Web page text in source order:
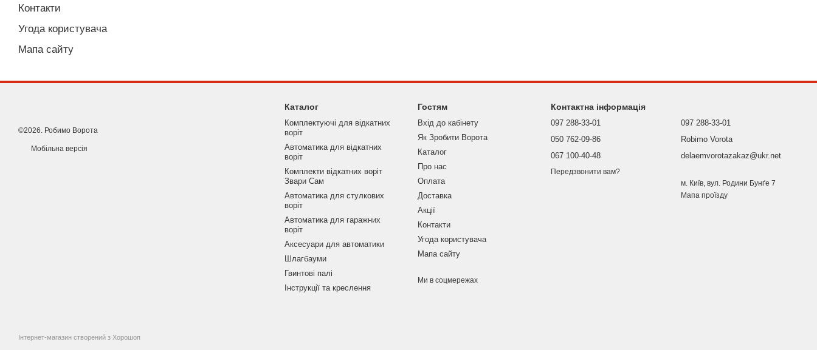
Контакти
Угода користувача
Мапа сайту
©2026. Робимо Ворота
Мобільна версія
Інтернет-магазин створений з Хорошоп
Каталог
Комплектуючі для відкатних
воріт
Автоматика для відкатних
воріт
Комплекти відкатних воріт
Звари Сам
Автоматика для стулкових
воріт
Автоматика для гаражних
воріт
Аксесуари для автоматики
Шлагбауми
Гвинтові палі
Інструкції та креслення
Гостям
Вхід до кабінету
Як Зробити Ворота
Каталог
Про нас
Оплата
Доставка
Акції
Контакти
Угода користувача
Мапа сайту
Ми в соцмережах
Контактна інформація
097 288-33-01
050 762-09-86
067 100-40-48
Передзвонити вам?
097 288-33-01
Robimo Vorota
delaemvorotazakaz@ukr.net
м. Київ, вул. Родини Бунґе 7
Мапа проїзду